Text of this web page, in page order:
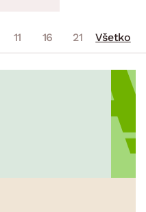
11 16 21 Všetko